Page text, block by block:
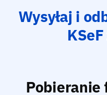
Wysyłaj i
KSeF
Pobieranie